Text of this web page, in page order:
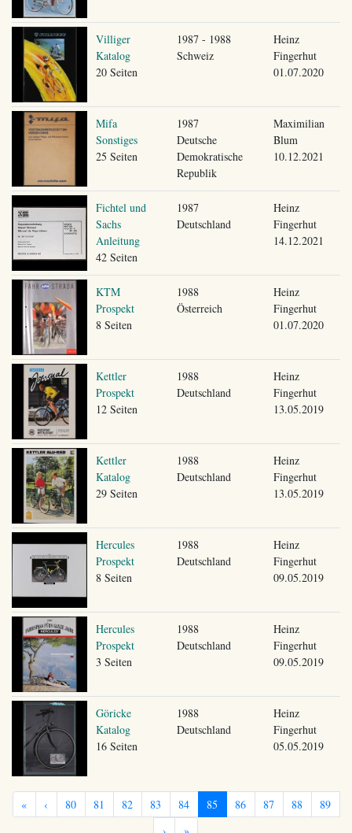
Villiger
Katalog
20 Seiten
1987 - 1988
Schweiz
Heinz
Fingerhut
01.07.2020
Mifa
Sonstiges
25 Seiten
1987
Deutsche
Demokratische
Republik
Maximilian
Blum
10.12.2021
Fichtel und
Sachs
Anleitung
42 Seiten
1987
Deutschland
Heinz
Fingerhut
14.12.2021
KTM
Prospekt
8 Seiten
1988
Österreich
Heinz
Fingerhut
01.07.2020
Kettler
Prospekt
12 Seiten
1988
Deutschland
Heinz
Fingerhut
13.05.2019
Kettler
Katalog
29 Seiten
1988
Deutschland
Heinz
Fingerhut
13.05.2019
Hercules
Prospekt
8 Seiten
1988
Deutschland
Heinz
Fingerhut
09.05.2019
Hercules
Prospekt
3 Seiten
1988
Deutschland
Heinz
Fingerhut
09.05.2019
Göricke
Katalog
16 Seiten
1988
Deutschland
Heinz
Fingerhut
05.05.2019
« ‹ 80 81 82 83 84 85 86 87 88
89
›
»